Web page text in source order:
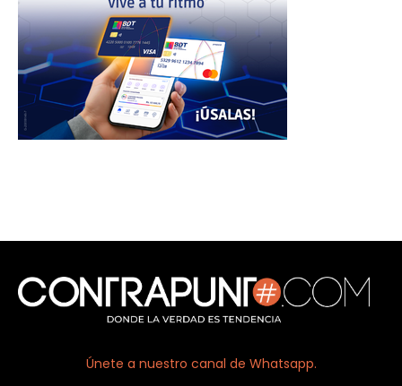
Únete a nuestro canal de Whatsapp.